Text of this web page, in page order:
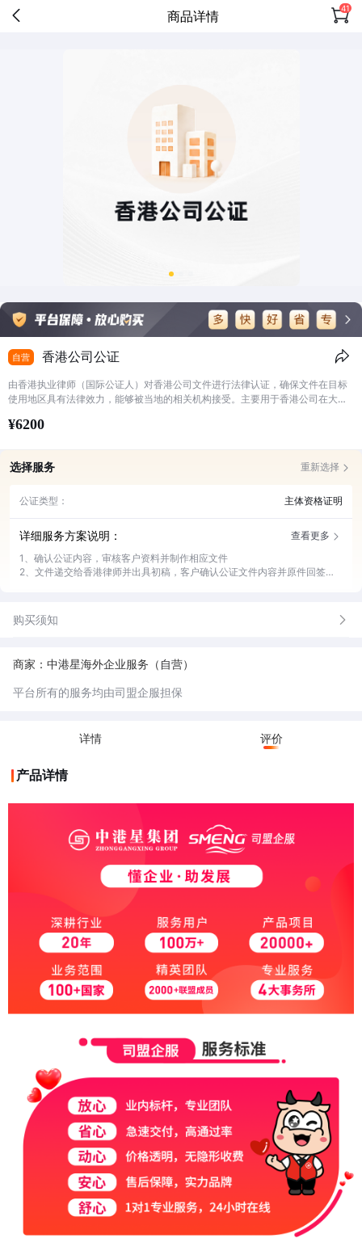
商品详情 41
自营 香港公司公证
由香港执业律师（国际公证人）对香港公司文件进行法律认证，确保文件在目标
使用地区具有法律效力，能够被当地的相关机构接受。主要用于香港公司在大陆
¥6200
选择服务 重新选择
公证类型： 主体资格证明
详细服务方案说明：
查看更多
1、确认公证内容，审核客户资料并制作相应文件
2、文件递交给香港律师并出具初稿，客户确认公证文件内容并原件回签邮
购买须知
商家：中港星海外企业服务（自营）
平台所有的服务均由司盟企服担保
详情 评价
产品详情